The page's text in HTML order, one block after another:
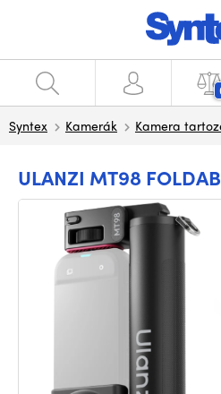
Syntex Kamerák Kamera
ULANZI MT98